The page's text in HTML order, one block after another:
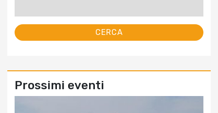
Prossimi eventi